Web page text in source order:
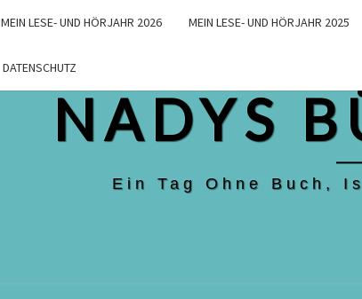
MEIN LESE- UND HÖRJAHR 2026 MEIN LESE- UND HÖRJAHR 2025
DATENSCHUTZ
NADYS
Ein Tag Ohne Buch,